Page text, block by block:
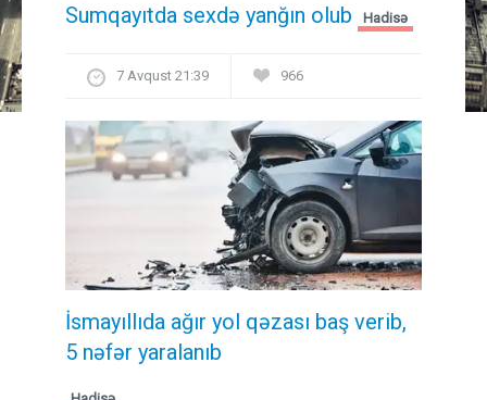
Sumqayıtda sexdə yanğın olub Hadisə
7 Avqust 21:39 966
İsmayıllıda ağır yol qəzası baş verib,
5 nəfər yaralanıb